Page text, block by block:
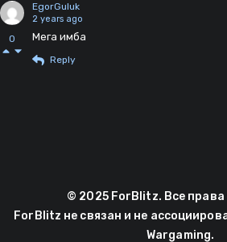
0
EgorGuluk
2 years ago
Мега имба
Reply
© 2025 ForBlitz. Все
ForBlitz не связан и не
Wargaming.